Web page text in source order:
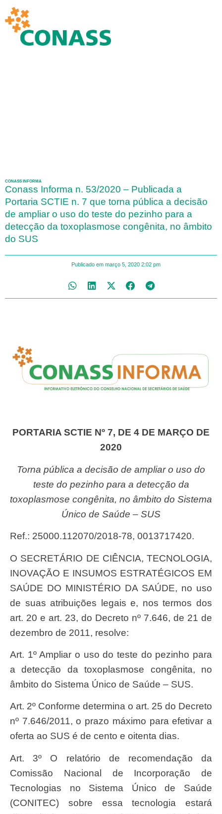
CONASS INFORMA
Conass Informa n. 53/2020 – Publicada a
Portaria SCTIE n. 7 que torna pública a decisão
de ampliar o uso do teste do pezinho para a
detecção da toxoplasmose congênita, no âmbito
do SUS
Publicado em março 5, 2020 2:02 pm
PORTARIA SCTIE Nº 7, DE 4 DE MARÇO DE
2020
Torna pública a decisão de ampliar o uso do
teste do pezinho para a detecção da
toxoplasmose congênita, no âmbito do Sistema
Único de Saúde – SUS
Ref.: 25000.112070/2018-78, 0013717420.
O SECRETÁRIO DE CIÊNCIA, TECNOLOGIA,
INOVAÇÃO E INSUMOS ESTRATÉGICOS EM
SAÚDE DO MINISTÉRIO DA SAÚDE, no uso
de suas atribuições legais e, nos termos dos
art. 20 e art. 23, do Decreto nº 7.646, de 21 de
dezembro de 2011, resolve:
Art. 1º Ampliar o uso do teste do pezinho para
a detecção da toxoplasmose congênita, no
âmbito do Sistema Único de Saúde – SUS.
Art. 2º Conforme determina o art. 25 do Decreto
nº 7.646/2011, o prazo máximo para efetivar a
oferta ao SUS é de cento e oitenta dias.
Art. 3º O relatório de recomendação da
Comissão Nacional de Incorporação de
Tecnologias no Sistema Único de Saúde
(CONITEC) sobre essa tecnologia estará